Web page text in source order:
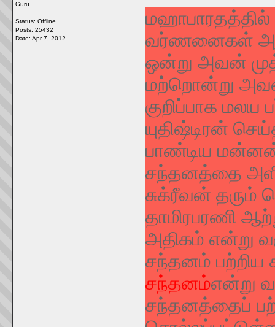
Guru
Status: Offline
Posts: 25432
Date: Apr 7, 2012
வர்ணனைகள்
ஒன்று அவன்
மற்றொன்று
குறிப்பாக மலய
யுதிஷ்டிரன்
பாண்டிய மன்னன்
சந்தனத்தை
சுக்ரீவன் தரும்
தாமிரபரணி
அதிகம் என்று
சந்தனம் பற்றிய
சந்தனம்என்று
சந்தனத்தைப்